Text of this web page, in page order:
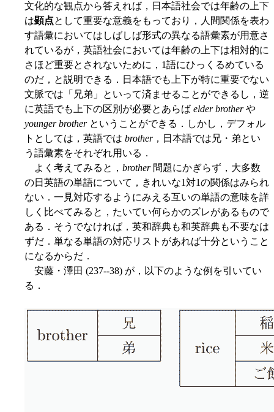
文化的な観点から答えれば，日本語社会では年齢の上下
は顕点として重要な意義をもっており，人間関係を表わ
す語彙においてはしばしば形式の異なる語彙素が用意さ
れているが，英語社会においては年齢の上下は相対的に
さほど重要とされないために，1語にひっくるめている
のだ，と説明できる．日本語でも上下が特に重要でない
文脈では「兄弟」といって済ませることができるし，逆
に英語でも上下の区別が必要とあらば elder brotherや
younger brotherということができる．しかし，デフォル
トとしては，英語では brother，日本語では兄・弟とい
う語彙素をそれぞれ用いる．
よく考えてみると， brother問題にかぎらず，大多数
の日英語の単語について，きれいな1対1の関係はみられ
ない．一見対応するようにみえる互いの単語の意味を詳
しく比べてみると，たいてい何らかのズレがあるもので
ある．そうでなければ，英和辞典も和英辞典も不要なは
ずだ．単なる単語の対応リストがあれば十分ということ
になるからだ．
安藤・澤田 (237--38) が，以下のような例を引いてい
る．